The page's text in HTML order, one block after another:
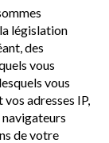
législation
des
vous
vous
adresses IP,
navigateurs
de votre